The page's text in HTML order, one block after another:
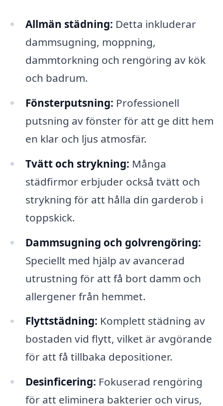
Allmän städning: Detta inkluderar
dammsugning, moppning,
dammtorkning och rengöring av kök
och badrum.
Fönsterputsning: Professionell
putsning av fönster för att ge ditt hem
en klar och ljus atmosfär.
Tvätt och strykning: Många
städfirmor erbjuder också tvätt och
strykning för att hålla din garderob i
toppskick.
Dammsugning och golvrengöring:
Speciellt med hjälp av avancerad
utrustning för att få bort damm och
allergener från hemmet.
Flyttstädning: Komplett städning av
bostaden vid flytt, vilket är avgörande
för att få tillbaka depositioner.
Desinficering: Fokuserad rengöring
för att eliminera bakterier och virus,